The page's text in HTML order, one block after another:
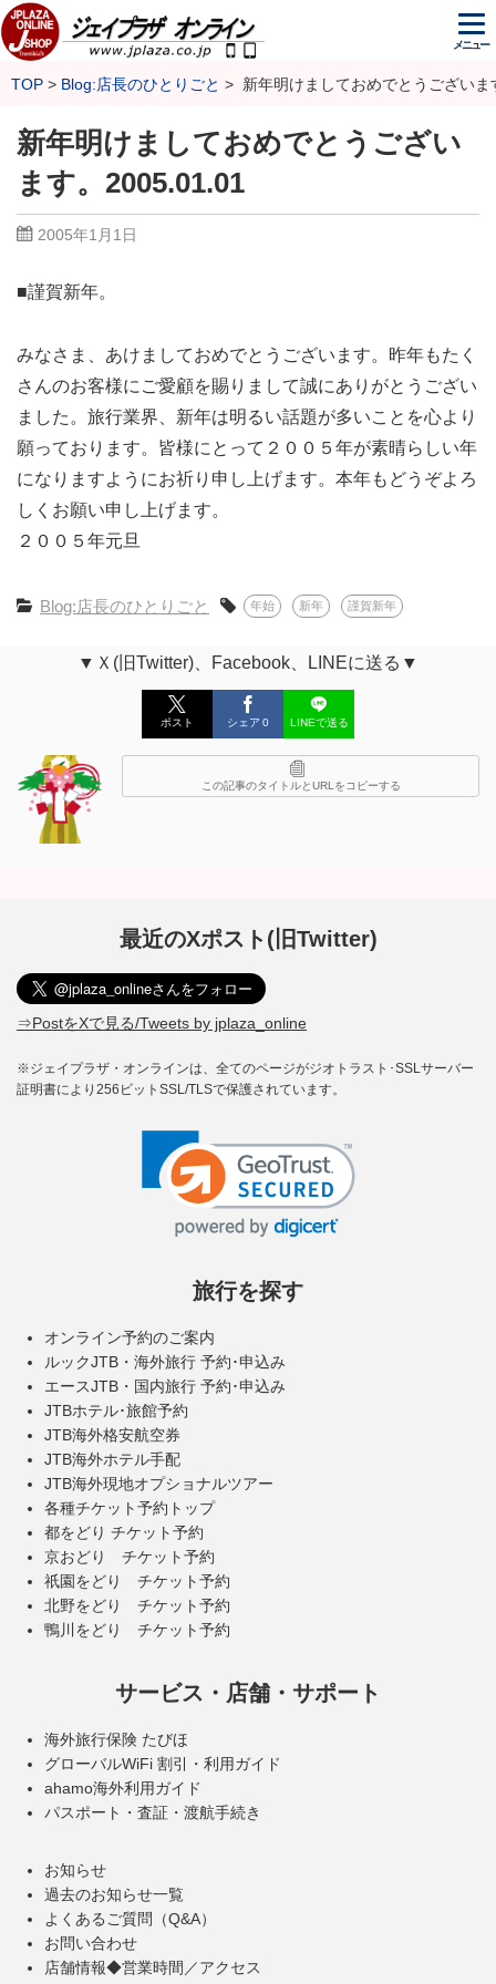
メニュー
TOP Blog:店長のひとりごと 新年明けましておめでとうござい
新年明けましておめでとうござい
ます。2005.01.01
2005年1月1日
■謹賀新年。
みなさま、あけましておめでとうございます。昨年もたく
さんのお客様にご愛顧を賜りまして誠にありがとうござい
ました。旅行業界、新年は明るい話題が多いことを心より
願っております。皆様にとって２００５年が素晴らしい年
になりますようにお祈り申し上げます。本年もどうぞよろ
しくお願い申し上げます。
２００５年元旦
Blog:店長のひとりごと 年始 新年 謹賀新年
▼Ｘ(旧Twitter)、Facebook、LINEに送る▼
ポスト シェア 0 LINEで送る
この記事のタイトルとURLをコピーする
最近のXポスト(旧Twitter)
⇒PostをXで見る/Tweets by jplaza_online
※ジェイプラザ・オンラインは、全てのページがジオトラスト･SSLサーバー
証明書により256ビットSSL/TLSで保護されています。
旅行を探す
オンライン予約のご案内
ルックJTB・海外旅行 予約･申込み
エースJTB・国内旅行 予約･申込み
JTBホテル･旅館予約
JTB海外格安航空券
JTB海外ホテル手配
JTB海外現地オプショナルツアー
各種チケット予約トップ
都をどり チケット予約
京おどり チケット予約
祇園をどり チケット予約
北野をどり チケット予約
鴨川をどり チケット予約
サービス・店舗・サポート
海外旅行保険 たびほ
グローバルWiFi 割引・利用ガイド
ahamo海外利用ガイド
パスポート・査証・渡航手続き
お知らせ
過去のお知らせ一覧
よくあるご質問（Q&A）
お問い合わせ
店舗情報◆営業時間／アクセス